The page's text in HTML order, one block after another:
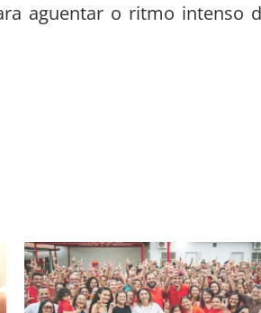
aguentar o ritmo intenso